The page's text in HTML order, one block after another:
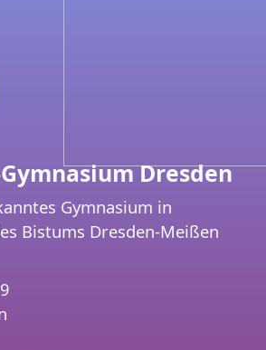
Dresden
Gymnasium in
Bistums Dresden-Meißen